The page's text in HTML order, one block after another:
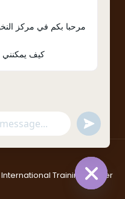
Training Center
مرحبا بكم في مركز
كيف
undefined